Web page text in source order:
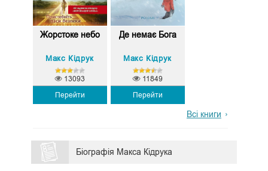
Жорстоке небо
Макс Кідрук
Перейти
13093
Де немає Бога
Макс Кідрук
Перейти
11849
Всі книги
Біографія Макса Кідрука